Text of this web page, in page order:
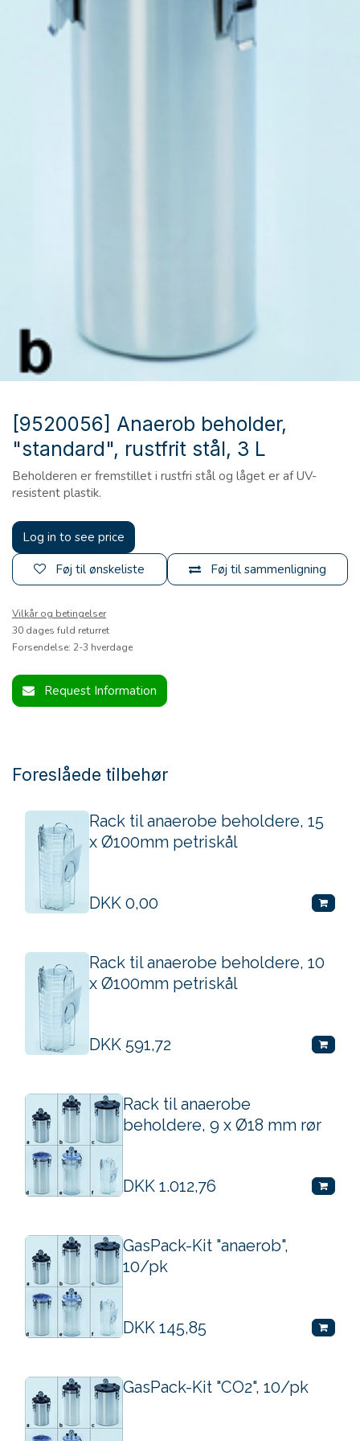
[9520056] Anaerob beholder,
"standard", rustfrit stål, 3 L
Beholderen er fremstillet i rustfri stål og låget er af UV-
resistent plastik.
Log in to see price
Føj til sammenligning
Føj til ønskeliste
Vilkår og betingelser
30 dages fuld returret
Forsendelse: 2-3 hverdage
Request Information
Foreslåede tilbehør
Rack til anaerobe beholdere, 15
x Ø100mm petriskål
DKK 0,00
Rack til anaerobe beholdere, 10
x Ø100mm petriskål
DKK 591,72
Rack til anaerobe
beholdere, 9 x Ø18 mm rør
DKK 1.012,76
GasPack-Kit "anaerob",
10/pk
DKK 145,85
GasPack-Kit "CO2", 10/pk